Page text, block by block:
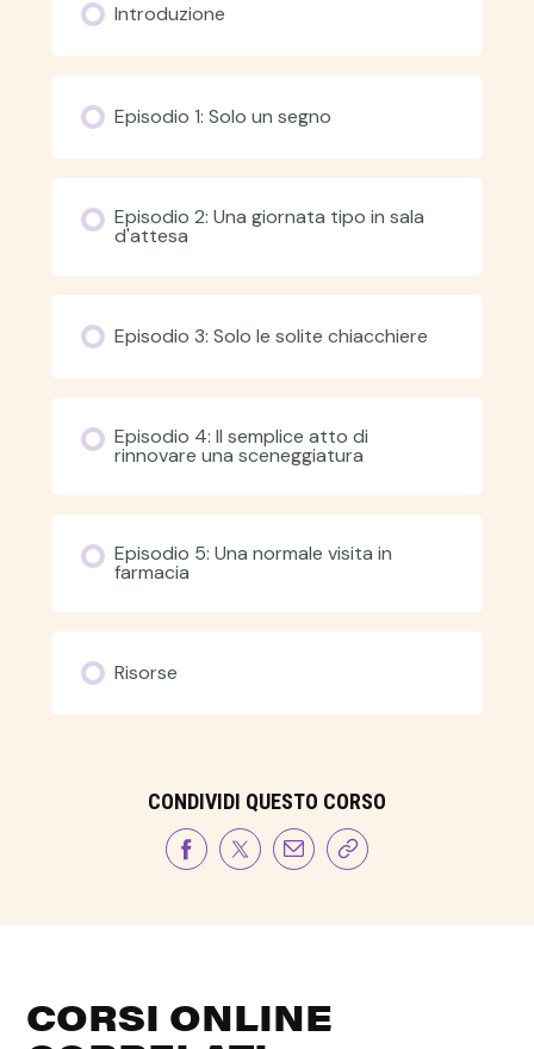
Introduzione
Episodio 1: Solo un segno
Episodio 2: Una giornata tipo in sala
d'attesa
Episodio 3: Solo le solite chiacchiere
Episodio 4: Il semplice atto di
rinnovare una sceneggiatura
Episodio 5: Una normale visita in
farmacia
Risorse
CONDIVIDI QUESTO CORSO
CORSI ONLINE